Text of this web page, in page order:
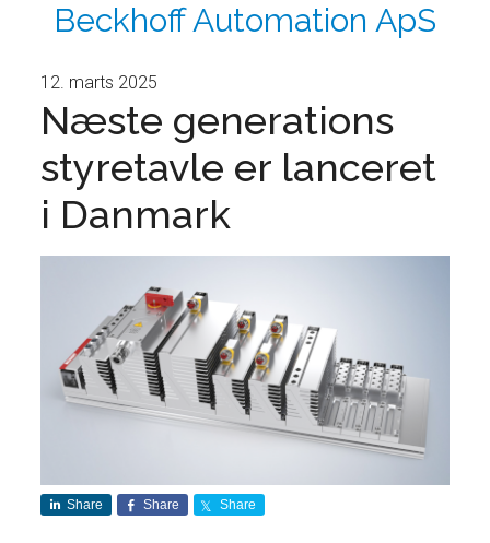
Beckhoff Automation ApS
12. marts 2025
Næste generations
styretavle er lanceret
i Danmark
Share Share Share